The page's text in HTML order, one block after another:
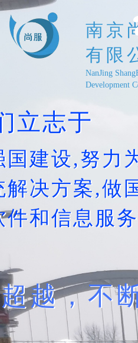
南京
有限
NanJing
Development
立志于
建设,努力
决方案,做
和信息服务
越，不